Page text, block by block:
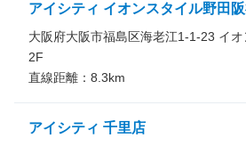
アイシティ イオンスタイル野田
大阪府大阪市福島区海老江1-1-23 イ
2F
直線距離： 8.3km
アイシティ 千里店